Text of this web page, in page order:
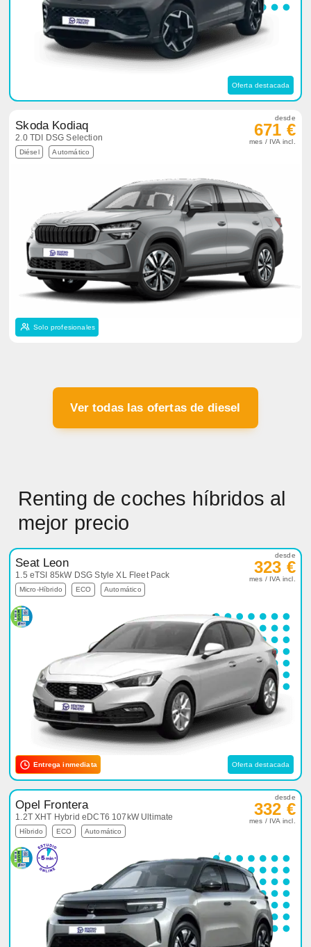
Oferta destacada
Skoda Kodiaq
2.0 TDI DSG Selection
Diésel Automático
desde
671 €
mes / IVA incl.
Solo profesionales
Ver todas las ofertas de diesel
Renting de coches híbridos al
mejor precio
Seat Leon
1.5 eTSI 85kW DSG Style XL Fleet Pack
Micro-Híbrido ECO Automático
desde
323 €
mes / IVA incl.
Entrega inmediata Oferta destacada
Opel Frontera
1.2T XHT Hybrid eDCT6 107kW Ultimate
Híbrido ECO Automático
desde
332 €
mes / IVA incl.